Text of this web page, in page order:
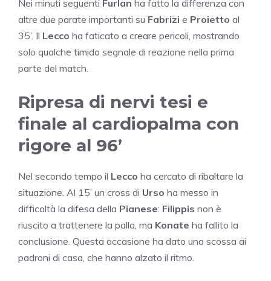
Nei minuti seguenti Furlan ha fatto la differenza con
altre due parate importanti su Fabrizi e Proietto al
35’. Il Lecco ha faticato a creare pericoli, mostrando
solo qualche timido segnale di reazione nella prima
parte del match.
Ripresa di nervi tesi e
finale al cardiopalma con
rigore al 96’
Nel secondo tempo il Lecco ha cercato di ribaltare la
situazione. Al 15’ un cross di Urso ha messo in
difficoltà la difesa della Pianese: Filippis non è
riuscito a trattenere la palla, ma Konate ha fallito la
conclusione. Questa occasione ha dato una scossa ai
padroni di casa, che hanno alzato il ritmo.